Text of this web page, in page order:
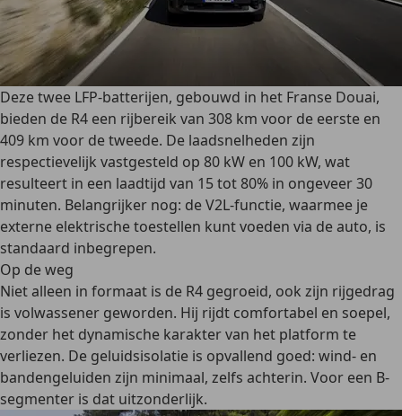
Deze twee LFP-batterijen, gebouwd in het Franse Douai,
bieden de R4 een rijbereik van 308 km voor de eerste en
409 km voor de tweede. De laadsnelheden zijn
respectievelijk vastgesteld op 80 kW en 100 kW, wat
resulteert in een laadtijd van 15 tot 80% in ongeveer 30
minuten. Belangrijker nog: de V2L-functie, waarmee je
externe elektrische toestellen kunt voeden via de auto, is
standaard inbegrepen.
Op de weg
Niet alleen in formaat is de R4 gegroeid, ook zijn rijgedrag
is volwassener geworden. Hij rijdt comfortabel en soepel,
zonder het dynamische karakter van het platform te
verliezen. De geluidsisolatie is opvallend goed: wind- en
bandengeluiden zijn minimaal, zelfs achterin. Voor een B-
segmenter is dat uitzonderlijk.